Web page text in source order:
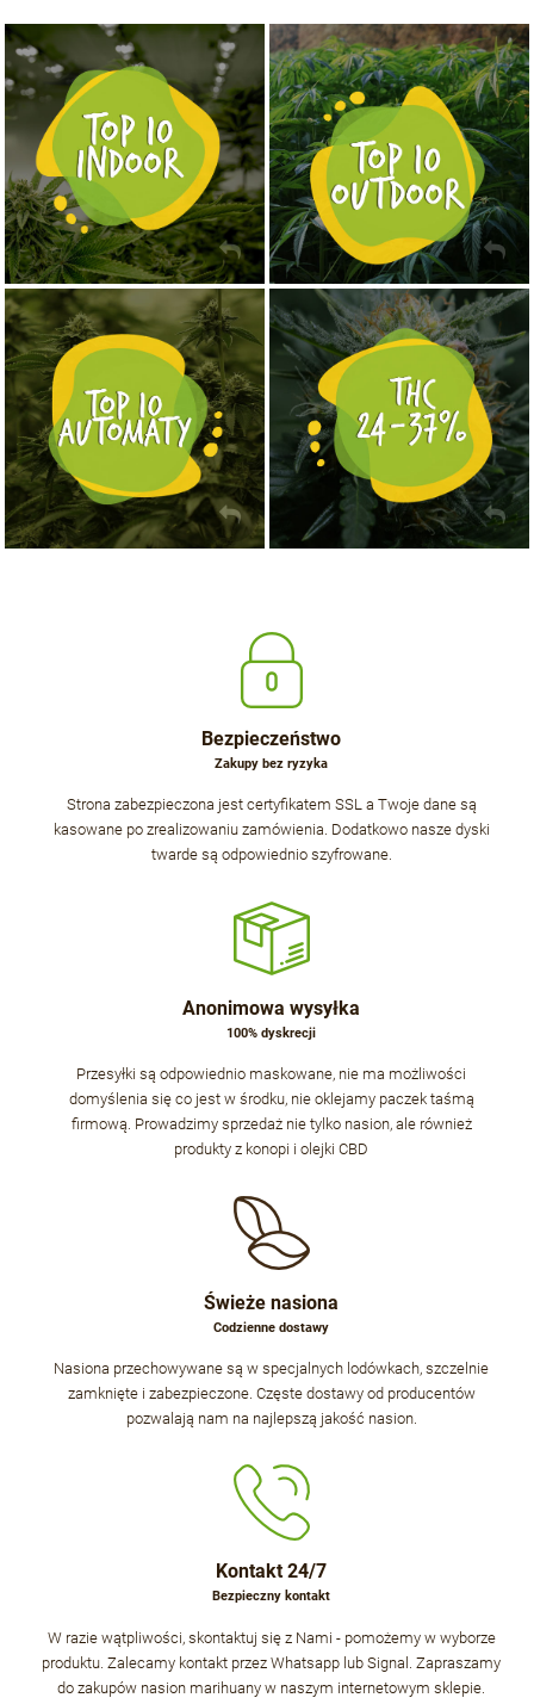
NASIONA MARIHUANY TOP 10 INDOOR
KUP TERAZ NASIONA MARIHUANY TOP 10 OUTDOOR
KUP TERAZ
NASIONA MARIHUANY TOP 10 AUTOFLOWERING
KUP TERAZ MOCNE ODMIANY MARIHUANY THC OD 24 - 37%
KUP TERAZ
Bezpieczeństwo
Zakupy bez ryzyka
Strona zabezpieczona jest certyfikatem SSL a Twoje dane są
kasowane po zrealizowaniu zamówienia. Dodatkowo nasze dyski
twarde są odpowiednio szyfrowane.
Anonimowa wysyłka
100% dyskrecji
Przesyłki są odpowiednio maskowane, nie ma możliwości
domyślenia się co jest w środku, nie oklejamy paczek taśmą
firmową. Prowadzimy sprzedaż nie tylko nasion, ale również
produkty z konopi i olejki CBD
Świeże nasiona
Codzienne dostawy
Nasiona przechowywane są w specjalnych lodówkach, szczelnie
zamknięte i zabezpieczone. Częste dostawy od producentów
pozwalają nam na najlepszą jakość nasion.
Kontakt 24/7
Bezpieczny kontakt
W razie wątpliwości, skontaktuj się z Nami - pomożemy w wyborze
produktu. Zalecamy kontakt przez Whatsapp lub Signal. Zapraszamy
do zakupów nasion marihuany w naszym internetowym sklepie.